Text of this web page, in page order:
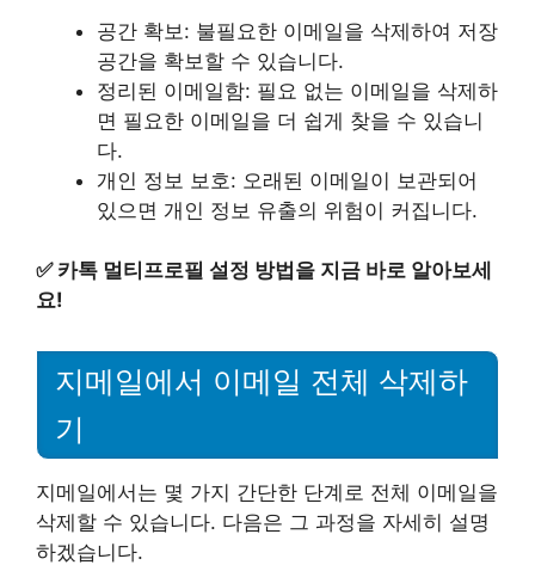
공간 확보: 불필요한 이메일을 삭제하여 저장
공간을 확보할 수 있습니다.
정리된 이메일함: 필요 없는 이메일을 삭제하
면 필요한 이메일을 더 쉽게 찾을 수 있습니
다.
개인 정보 보호: 오래된 이메일이 보관되어
있으면 개인 정보 유출의 위험이 커집니다.
✅ 카톡 멀티프로필 설정 방법을 지금 바로 알아보세
요!
지메일에서 이메일 전체 삭제하
기
지메일에서는 몇 가지 간단한 단계로 전체 이메일을
삭제할 수 있습니다. 다음은 그 과정을 자세히 설명
하겠습니다.